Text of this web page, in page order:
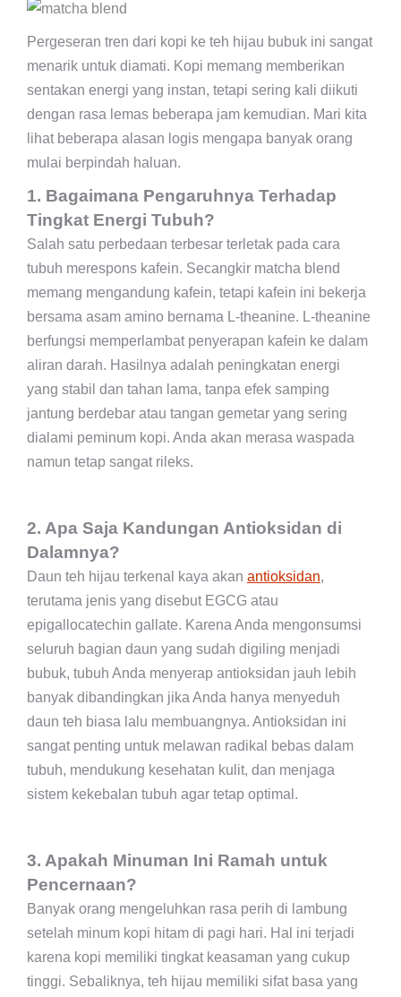
Pergeseran tren dari kopi ke teh hijau bubuk ini sangat
menarik untuk diamati. Kopi memang memberikan
sentakan energi yang instan, tetapi sering kali diikuti
dengan rasa lemas beberapa jam kemudian. Mari kita
lihat beberapa alasan logis mengapa banyak orang
mulai berpindah haluan.
1. Bagaimana Pengaruhnya Terhadap
Tingkat Energi Tubuh?
Salah satu perbedaan terbesar terletak pada cara
tubuh merespons kafein. Secangkir matcha blend
memang mengandung kafein, tetapi kafein ini bekerja
bersama asam amino bernama L-theanine. L-theanine
berfungsi memperlambat penyerapan kafein ke dalam
aliran darah. Hasilnya adalah peningkatan energi
yang stabil dan tahan lama, tanpa efek samping
jantung berdebar atau tangan gemetar yang sering
dialami peminum kopi. Anda akan merasa waspada
namun tetap sangat rileks.
2. Apa Saja Kandungan Antioksidan di
Dalamnya?
Daun teh hijau terkenal kaya akan antioksidan,
terutama jenis yang disebut EGCG atau
epigallocatechin gallate. Karena Anda mengonsumsi
seluruh bagian daun yang sudah digiling menjadi
bubuk, tubuh Anda menyerap antioksidan jauh lebih
banyak dibandingkan jika Anda hanya menyeduh
daun teh biasa lalu membuangnya. Antioksidan ini
sangat penting untuk melawan radikal bebas dalam
tubuh, mendukung kesehatan kulit, dan menjaga
sistem kekebalan tubuh agar tetap optimal.
3. Apakah Minuman Ini Ramah untuk
Pencernaan?
Banyak orang mengeluhkan rasa perih di lambung
setelah minum kopi hitam di pagi hari. Hal ini terjadi
karena kopi memiliki tingkat keasaman yang cukup
tinggi. Sebaliknya, teh hijau memiliki sifat basa yang